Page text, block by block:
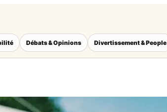
Débats & Opinions Divertissement & People